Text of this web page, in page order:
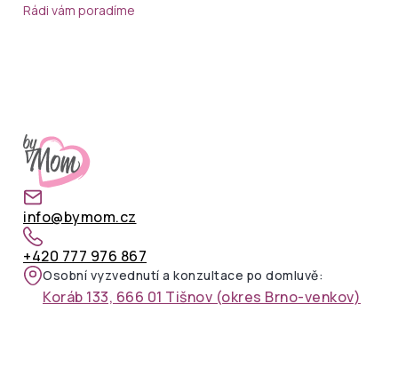
Rádi vám poradíme
info@bymom.cz
+420 777 976 867
Osobní vyzvednutí a konzultace po domluvě:
Koráb 133, 666 01 Tišnov (okres Brno-venkov)